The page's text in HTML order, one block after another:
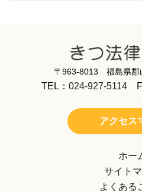
〒963-8013 福島県郡
TEL： 024-927-5114
アクセス
ホー
サイト
よくある